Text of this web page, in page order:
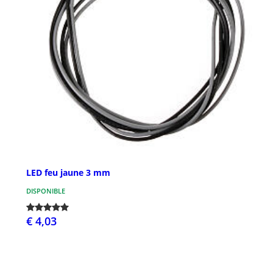
LED feu jaune 3 mm
DISPONIBLE
€ 4,03